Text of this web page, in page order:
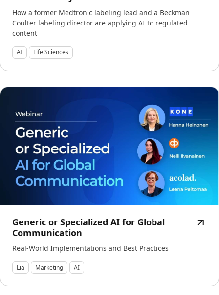
Industrie Manufacturière
Défense & Sécurité
Tous les secteurs
Découvrez Lia
Traduction IA rapide, intelligente et évolutive
How a former Medtronic labeling lead and a Beckman
Coulter labeling director are applying AI to regulated
content
AI Life Sciences
Generic or Specialized AI for Global
Communication
Real-World Implementations and Best Practices
Lia Marketing AI